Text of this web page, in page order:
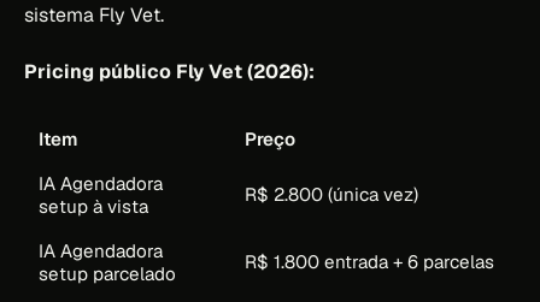
sistema Fly Vet.
Pricing público Fly Vet (2026):
Item
Preço
IA Agendadora
setup à vista
R$ 2.800 (única vez)
IA Agendadora
setup parcelado
R$ 1.800 entrada + 6 parcelas